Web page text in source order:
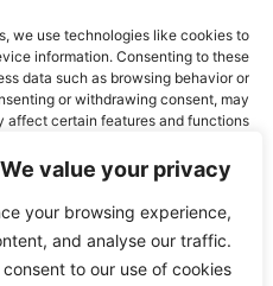
We value your privacy
your browsing experience,
and analyse our traffic.
to our use of cookies.
we use technologies like cookies to
information. Consenting to these
data such as browsing behavior or
or withdrawing consent, may
affect certain features and functions.
אודות
יבוא אישי ויבוא מקביל
טרייד אין ומשומשות
רכבים למכירה במלאי
צור קשר
עמוד פרטיות